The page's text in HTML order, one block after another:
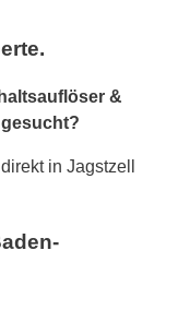
&
in Jagstzell